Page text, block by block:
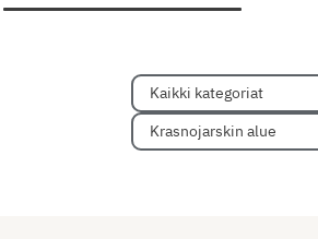
Kaikki kategoriat
Krasnojarskin alue